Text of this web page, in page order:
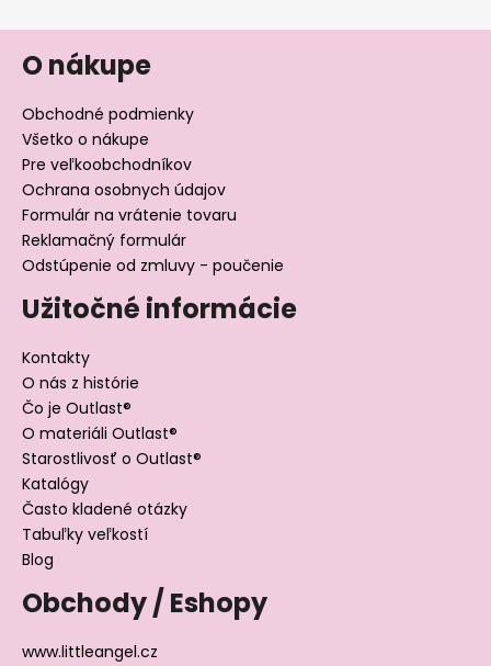
u
O nákupe
Obchodné podmienky
Všetko o nákupe
Pre veľkoobchodníkov
Ochrana osobnych údajov
Formulár na vrátenie tovaru
Reklamačný formulár
Odstúpenie od zmluvy - poučenie
Užitočné informácie
Kontakty
O nás z histórie
Čo je Outlast®
O materiáli Outlast®
Starostlivosť o Outlast®
Katalógy
Často kladené otázky
Tabuľky veľkostí
Blog
Obchody / Eshopy
www.littleangel.cz